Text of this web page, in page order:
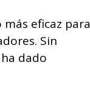
eficaz para
Sin
dado